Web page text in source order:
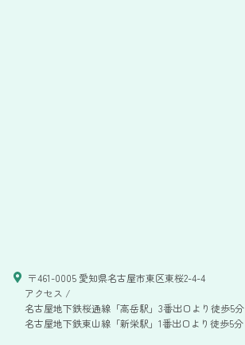
〒461-0005 愛知県名古屋市東区東桜2-4-4
アクセス /
名古屋地下鉄桜通線「高岳駅」3番出口より徒歩5分
名古屋地下鉄東山線「新栄駅」1番出口より徒歩5分